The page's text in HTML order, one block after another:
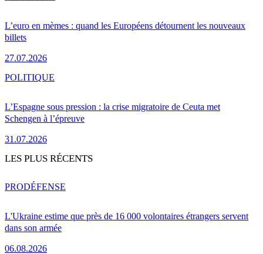
L’euro en mèmes : quand les Européens détournent les nouveaux
billets
27.07.2026
L’Espagne sous pression : la crise migratoire de Ceuta met
Schengen à l’épreuve
31.07.2026
POLITIQUE
LES PLUS RÉCENTS
L'Ukraine estime que près de 16 000 volontaires étrangers servent
dans son armée
06.08.2026
PRODÉFENSE